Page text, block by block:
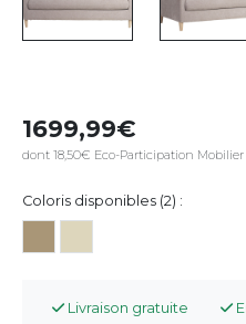
1699,99
dont 18,50€ Eco-Participation Mobilier
Coloris disponibles (2) :
Livraison gratuite